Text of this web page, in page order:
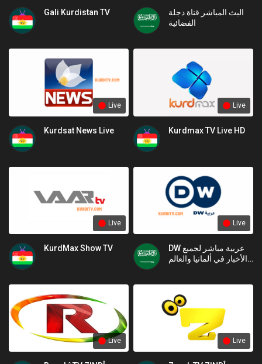
Gali Kurdistan TV
البث المباشر قناة دجلة
الفضائية
Live
Kurdsat News Live
Live
Kurdmax TV Live HD
Live
KurdMax Show TV
Live
DW عربية مباشر لجميع
الأخبار في ألمانيا والعالم
Live Live